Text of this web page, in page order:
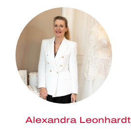
Alexandra Leonhardt